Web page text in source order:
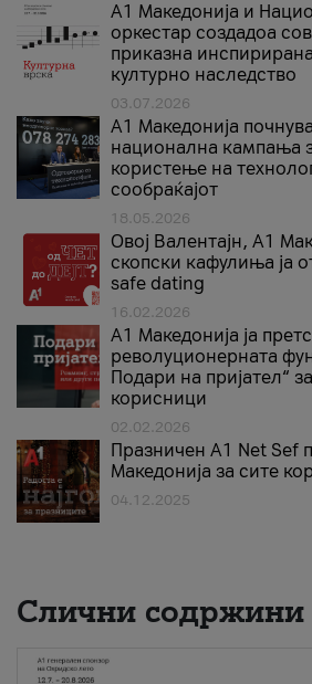
А1 Македонија и
оркестар создадоа
приказна
културно наследство
03.07.2026
A1 Македонија
национална кампања
користење на
сообраќајот
18.05.2026
Овој Валентајн, A1
скопски кафулиња ја
safe dating
16.02.2026
А1 Македонија ја
револуционерната
Подари на пријател“
корисници
02.02.2026
Празничен A1 Net Sеf
Македонија за сите
04.12.2025
Слични содржини